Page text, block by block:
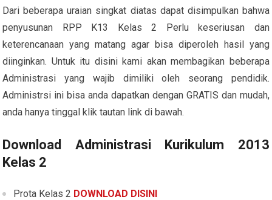
Dari beberapa uraian singkat diatas dapat disimpulkan bahwa
penyusunan RPP K13 Kelas 2 Perlu keseriusan dan
keterencanaan yang matang agar bisa diperoleh hasil yang
diinginkan. Untuk itu disini kami akan membagikan beberapa
Administrasi yang wajib dimiliki oleh seorang pendidik.
Administrsi ini bisa anda dapatkan dengan GRATIS dan mudah,
anda hanya tinggal klik tautan link di bawah.
Download Administrasi Kurikulum 2013
Kelas 2
Prota Kelas 2 DOWNLOAD DISINI